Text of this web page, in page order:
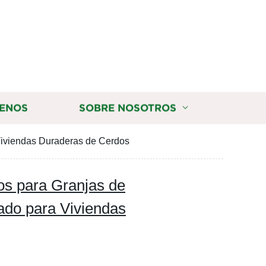
SOBRE NOSOTROS
Duraderas de Cerdos
para Granjas de
para Viviendas